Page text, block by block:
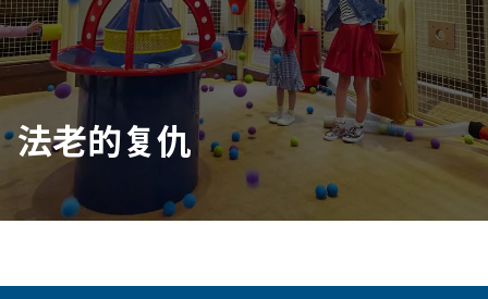
法老的复仇